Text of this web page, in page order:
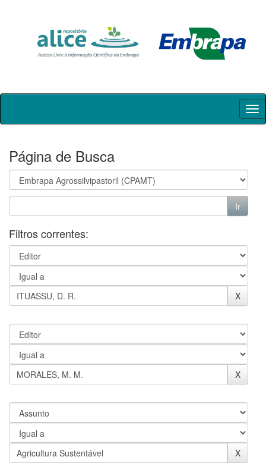
Skip
Página de Busca
Filtros correntes: